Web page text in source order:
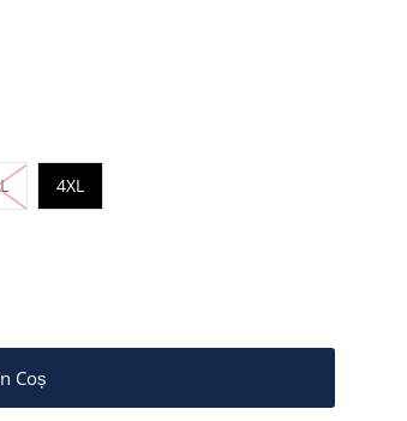
4XL
Stoc epuizat sau Indisponibil